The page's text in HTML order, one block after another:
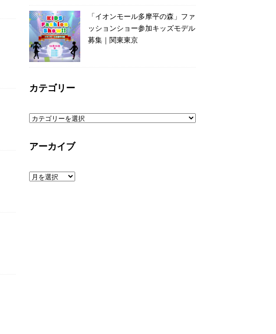
「イオンモール多摩平の森」ファ
ッションショー参加キッズモデル
募集｜関東東京
カテゴリー
アーカイブ